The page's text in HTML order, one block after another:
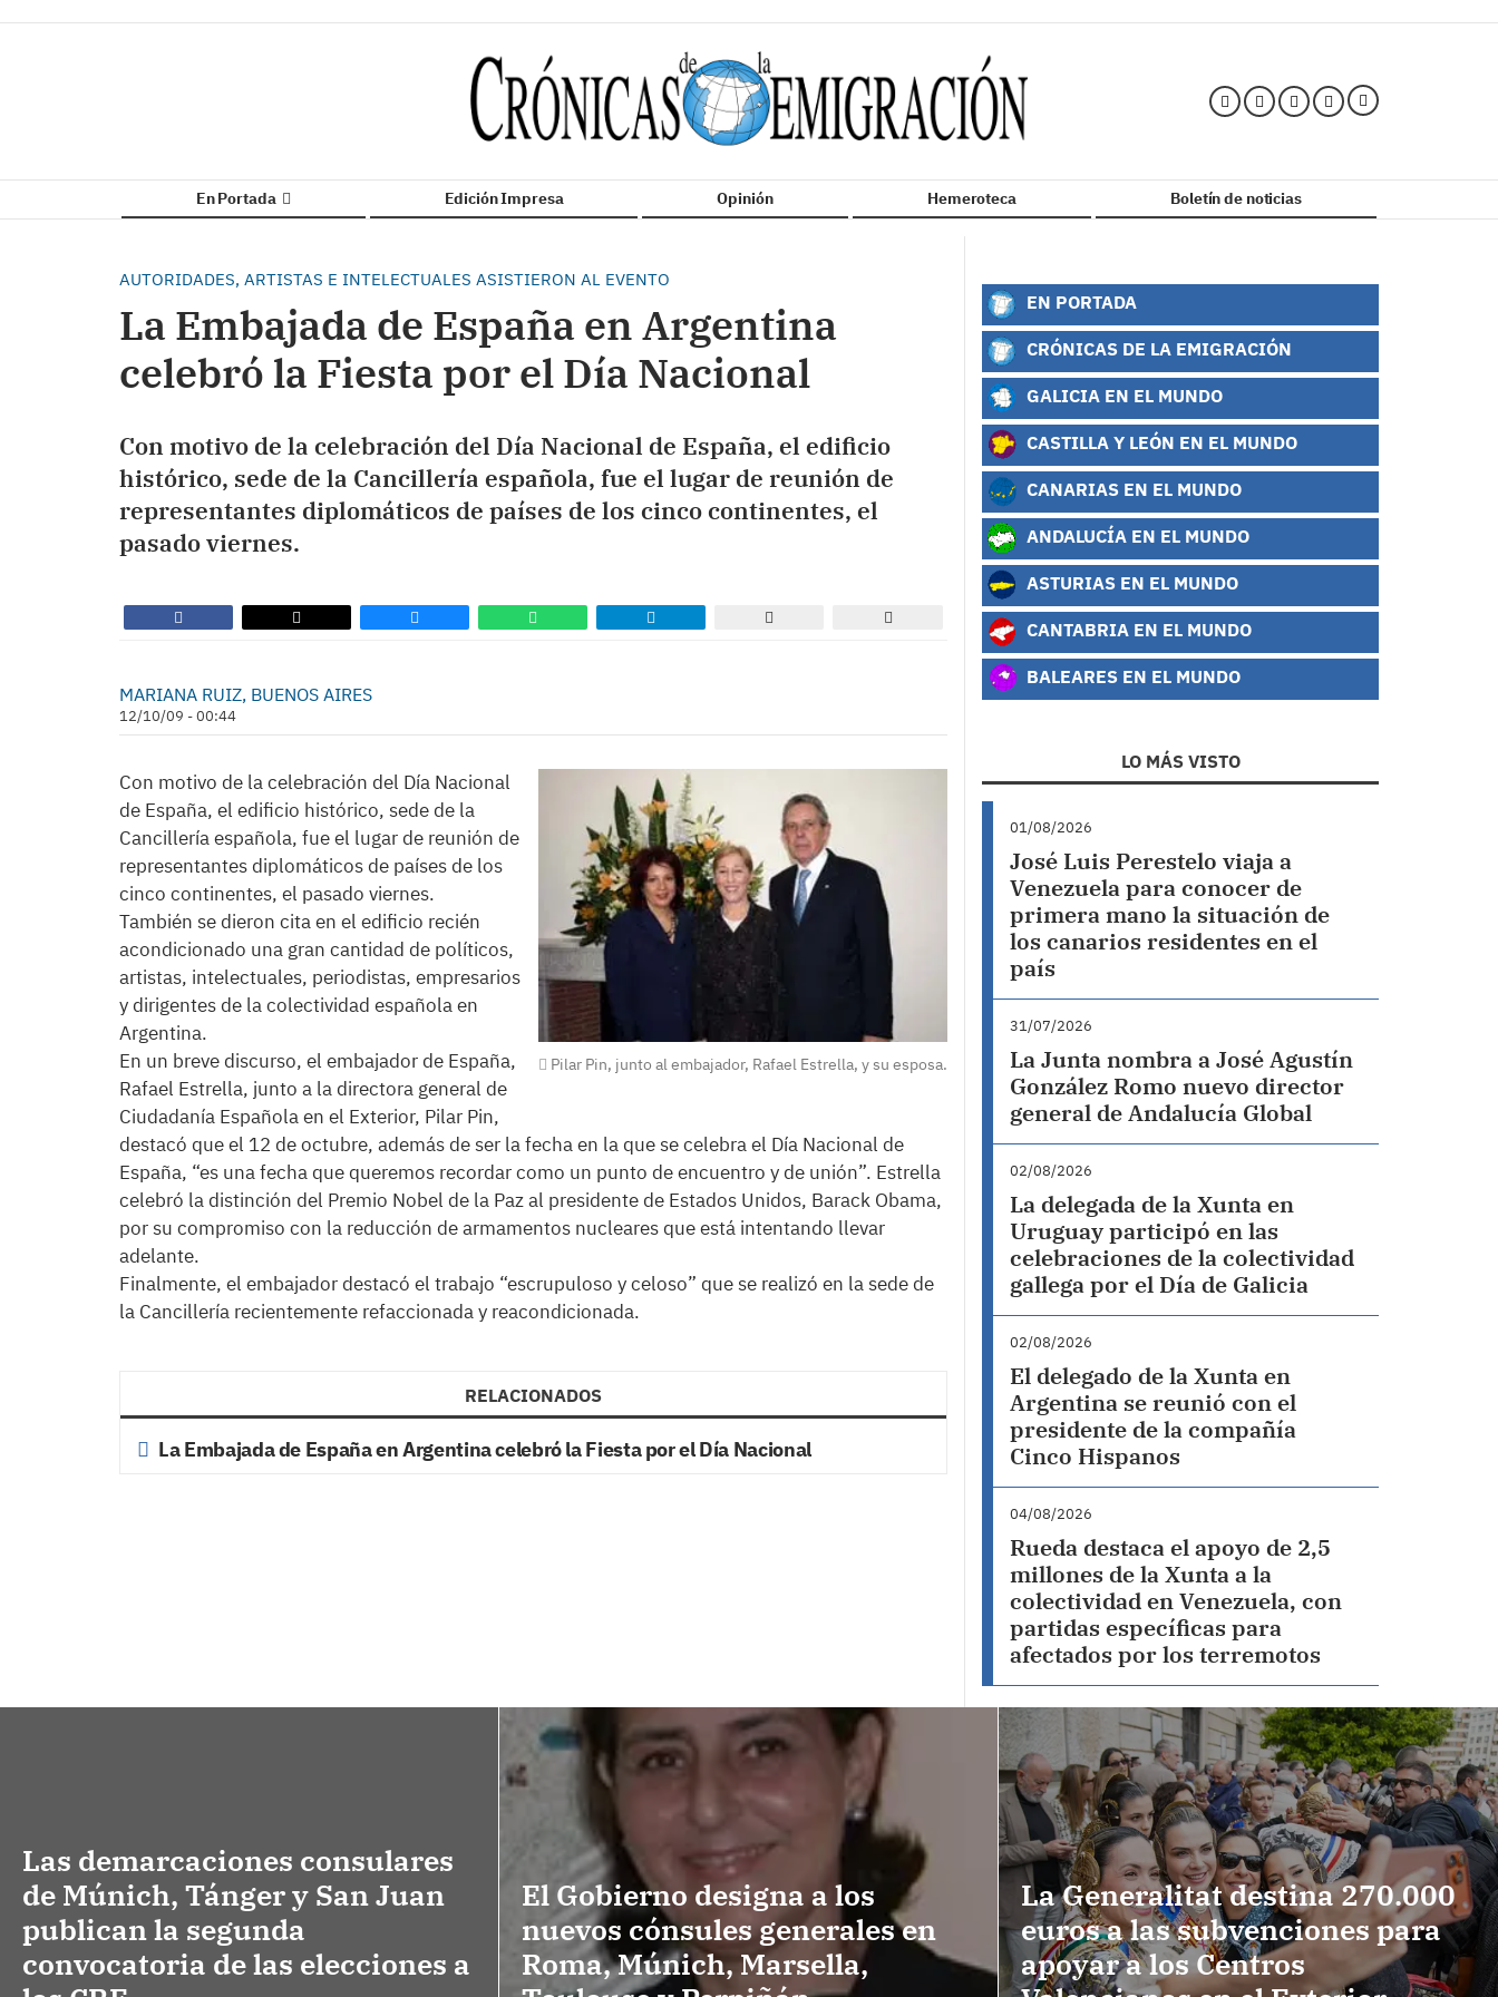
En Portada Edición Impresa Opinión Hemeroteca Boletín de noticias
AUTORIDADES, ARTISTAS E INTELECTUALES ASISTIERON AL EVENTO
La Embajada de España en Argentina
celebró la Fiesta por el Día Nacional
Con motivo de la celebración del Día Nacional de España, el edificio
histórico, sede de la Cancillería española, fue el lugar de reunión de
representantes diplomáticos de países de los cinco continentes, el
pasado viernes.
MARIANA RUIZ, BUENOS AIRES
12/10/09 - 00:44
Pilar Pin, junto al embajador, Rafael Estrella, y su esposa.
Con motivo de la celebración del Día Nacional
de España, el edificio histórico, sede de la
Cancillería española, fue el lugar de reunión de
representantes diplomáticos de países de los
cinco continentes, el pasado viernes.
También se dieron cita en el edificio recién
acondicionado una gran cantidad de políticos,
artistas, intelectuales, periodistas, empresarios
y dirigentes de la colectividad española en
Argentina.
En un breve discurso, el embajador de España,
Rafael Estrella, junto a la directora general de
Ciudadanía Española en el Exterior, Pilar Pin,
destacó que el 12 de octubre, además de ser la fecha en la que se celebra el Día Nacional de
España, “es una fecha que queremos recordar como un punto de encuentro y de unión”. Estrella
celebró la distinción del Premio Nobel de la Paz al presidente de Estados Unidos, Barack Obama,
por su compromiso con la reducción de armamentos nucleares que está intentando llevar
adelante.
Finalmente, el embajador destacó el trabajo “escrupuloso y celoso” que se realizó en la sede de
la Cancillería recientemente refaccionada y reacondicionada.
RELACIONADOS
La Embajada de España en Argentina celebró la Fiesta por el Día Nacional
EN PORTADA
CRÓNICAS DE LA EMIGRACIÓN
GALICIA EN EL MUNDO
CASTILLA Y LEÓN EN EL MUNDO
CANARIAS EN EL MUNDO
ANDALUCÍA EN EL MUNDO
ASTURIAS EN EL MUNDO
CANTABRIA EN EL MUNDO
BALEARES EN EL MUNDO
LO MÁS VISTO
01/08/2026
José Luis Perestelo viaja a
Venezuela para conocer de
primera mano la situación de
los canarios residentes en el
país
31/07/2026
La Junta nombra a José Agustín
González Romo nuevo director
general de Andalucía Global
02/08/2026
La delegada de la Xunta en
Uruguay participó en las
celebraciones de la colectividad
gallega por el Día de Galicia
02/08/2026
El delegado de la Xunta en
Argentina se reunió con el
presidente de la compañía
Cinco Hispanos
04/08/2026
Rueda destaca el apoyo de 2,5
millones de la Xunta a la
colectividad en Venezuela, con
partidas específicas para
afectados por los terremotos
Las demarcaciones consulares
de Múnich, Tánger y San Juan
publican la segunda
convocatoria de las elecciones a
El Gobierno designa a los
nuevos cónsules generales en
Roma, Múnich, Marsella,
La Generalitat destina 270.000
euros a las subvenciones para
apoyar a los Centros